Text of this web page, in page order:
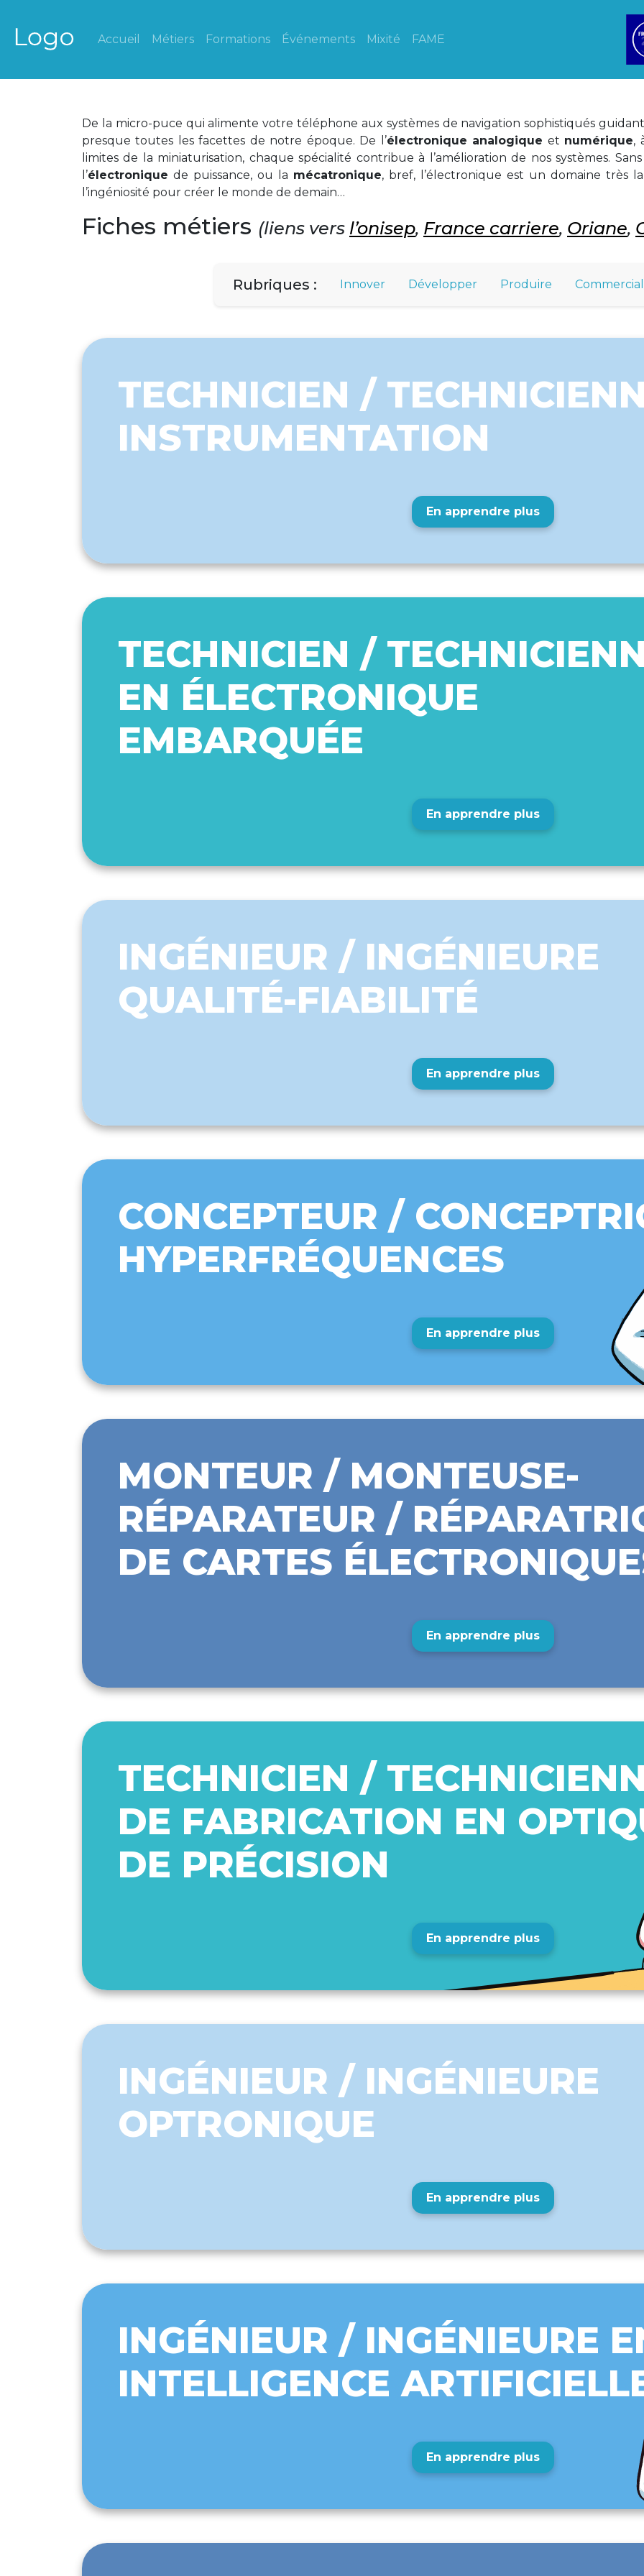
Accueil Métiers Formations Événements Mixité FAME
De la micro-puce qui alimente votre téléphone aux systèmes de navigation sophistiqués
presque toutes les facettes de notre époque. De l’électronique analogique et numérique,
limites de la miniaturisation, chaque spécialité contribue à l’amélioration de nos systèmes.
l’électronique de puissance, ou la mécatronique, bref, l’électronique est un domaine très
l’ingéniosité pour créer le monde de demain…
Fiches métiers (liens vers l’onisep, France carriere, Oriane,
Rubriques : Innover Développer Produire
TECHNICIEN /
INSTRUMENTATION
En apprendre plus
TECHNICIEN /
EN ÉLECTRONIQUE
EMBARQUÉE
En apprendre plus
INGÉNIEUR / INGÉNIEURE
QUALITÉ-FIABILITÉ
En apprendre plus
CONCEPTEUR /
HYPERFRÉQUENCES
En apprendre plus
MONTEUR / MONTEUSE-
RÉPARATEUR /
DE CARTES
En apprendre plus
TECHNICIEN /
DE FABRICATION EN
DE PRÉCISION
En apprendre plus
INGÉNIEUR / INGÉNIEURE
OPTRONIQUE
En apprendre plus
INGÉNIEUR / INGÉNIEURE
INTELLIGENCE
En apprendre plus